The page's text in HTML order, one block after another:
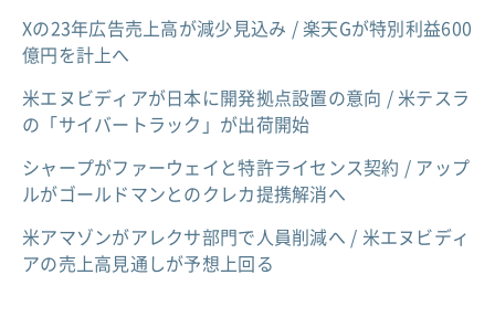
Xの23年広告売上高が減少見込み / 楽天Gが特別利益600
億円を計上へ
米エヌビディアが日本に開発拠点設置の意向 / 米テスラ
の「サイバートラック」が出荷開始
シャープがファーウェイと特許ライセンス契約 / アップ
ルがゴールドマンとのクレカ提携解消へ
米アマゾンがアレクサ部門で人員削減へ / 米エヌビディ
アの売上高見通しが予想上回る